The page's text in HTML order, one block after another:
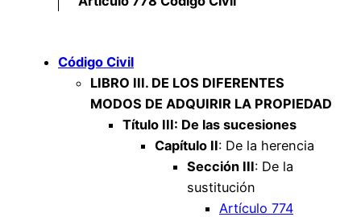
Código Civil
LIBRO III. DE LOS DIFERENTES
MODOS DE ADQUIRIR LA PROPIEDAD
Título III: De las sucesiones
Capítulo II: De la herencia
Sección III: De la
sustitución
Artículo 774